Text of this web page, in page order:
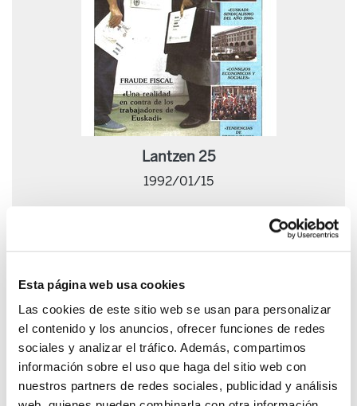
Esta página web usa cookies
Las cookies de este sitio web se usan para personalizar
el contenido y los anuncios, ofrecer funciones de redes
sociales y analizar el tráfico. Además, compartimos
información sobre el uso que haga del sitio web con
nuestros partners de redes sociales, publicidad y análisis
Lantzen 25
1992/01/15